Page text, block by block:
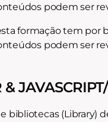
podem ser
formação tem por
podem ser
bibliotecas